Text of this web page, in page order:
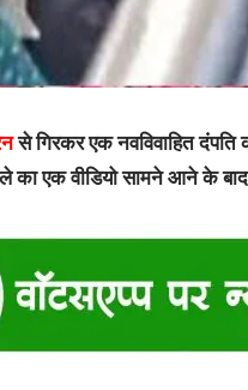
से गिरकर एक नवविवाहित
का एक वीडियो सामने आने के